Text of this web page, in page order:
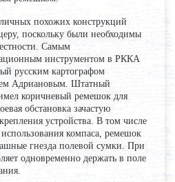
похожих конструкций
поскольку были необходимы
Самым
инструментом в РККА
русским картографом
Адриановым. Штатный
коричневый ремешок для
обстановка зачастую
устройства. В том числе
компаса, ремешок
гнезда полевой сумки. При
одновременно держать в поле